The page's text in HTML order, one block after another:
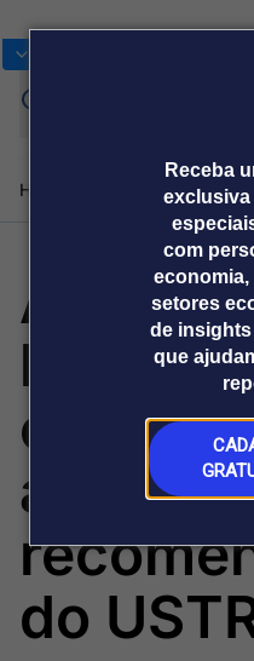
Receba
exclusiva
com
setores
de
que
Home Produtos e soluções
Broadcast
Sobre nós
Prêmio Broadcast
Analistas
Agências de
comunicação
com
acha
do